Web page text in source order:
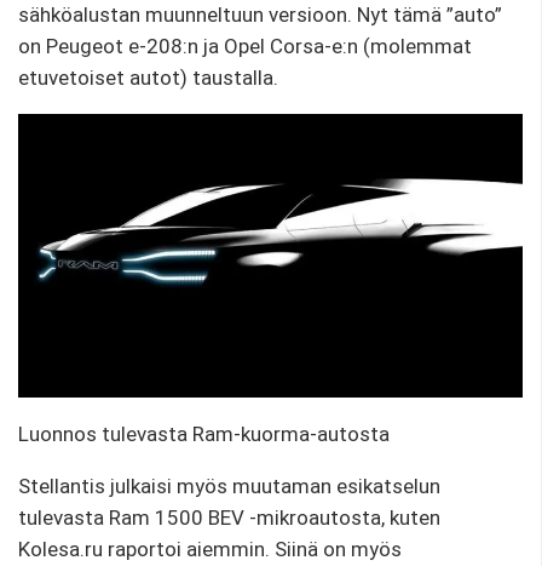
sähköalustan muunneltuun versioon. Nyt tämä ”auto”
on Peugeot e-208:n ja Opel Corsa-e:n (molemmat
etuvetoiset autot) taustalla.
Luonnos tulevasta Ram-kuorma-autosta
Stellantis julkaisi myös muutaman esikatselun
tulevasta Ram 1500 BEV -mikroautosta, kuten
Kolesa.ru raportoi aiemmin. Siinä on myös